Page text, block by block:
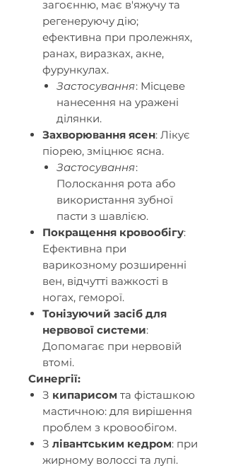
загоєнню, має в'яжучу та
регенеруючу дію;
ефективна при пролежнях,
ранах, виразках, акне,
фурункулах.​
Застосування: Місцеве
нанесення на уражені
ділянки.​
Захворювання ясен: Лікує
піорею, зміцнює ясна.
Застосування:
Полоскання рота або
використання зубної
пасти з шавлією.​
Покращення кровообігу:
Ефективна при
варикозному розширенні
вен, відчутті важкості в
ногах, геморої.​
Тонізуючий засіб для
нервової системи:
Допомагає при нервовій
втомі.​
Синергії:
З кипарисом та фісташкою
мастичною: для вирішення
проблем з кровообігом.​
З лівантським кедром: при
жирному волоссі та лупі.​